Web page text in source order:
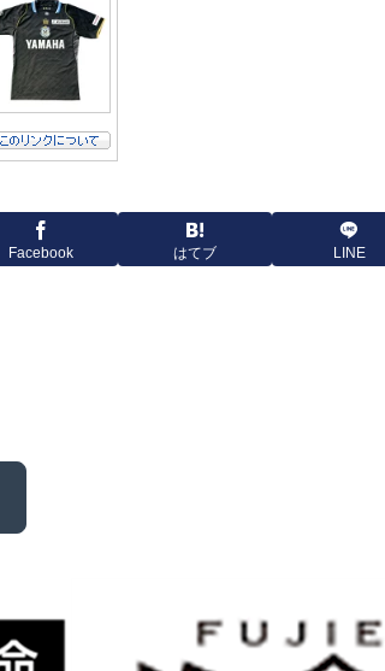
Facebook はてブ LINE